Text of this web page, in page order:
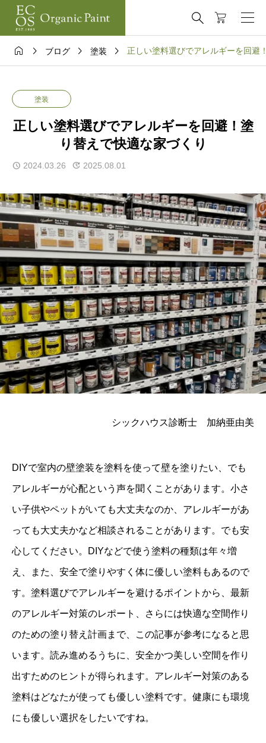

  ブログ  塗装  正しい塗料選びでアレルギーを回避
塗装
正しい塗料選びでアレルギーを回避！塗
り替えで快適な家づくり
2024.03.26 2025.08.01
シックハウス診断士 加納亜由美
DIYで室内の壁塗装を塗料を使って壁を塗りたい、でも
アレルギーが心配という声を聞くことがあります。小さ
い子供やペットがいても大丈夫なのか、アレルギーがあ
っても大丈夫かなど相談されることがあります。でも安
心してください。DIYなどで使う塗料の種類は年々増
え、また、安全で塗りやすく体に優しい塗料もあるので
す。塗料選びでアレルギーを避けるポイントから、最新
のアレルギー対策のレポート、さらには快適な空間作り
のための塗り替え計画まで、この記事が参考になると思
います。読み進めるうちに、安全かつ美しい空間を作り
出すためのヒントが得られます。アレルギー対策のある
塗料はどなたが使っても優しい塗料です。健康にも環境
にも優しい選択をしたいですね。